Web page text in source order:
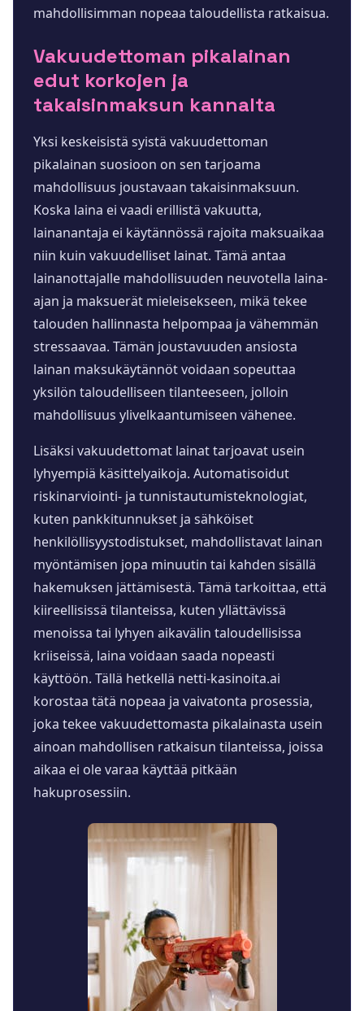
mahdollisimman nopeaa taloudellista ratkaisua.
Vakuudettoman pikalainan
edut korkojen ja
takaisinmaksun kannalta
Yksi keskeisistä syistä vakuudettoman
pikalainan suosioon on sen tarjoama
mahdollisuus joustavaan takaisinmaksuun.
Koska laina ei vaadi erillistä vakuutta,
lainanantaja ei käytännössä rajoita maksuaikaa
niin kuin vakuudelliset lainat. Tämä antaa
lainanottajalle mahdollisuuden neuvotella laina-
ajan ja maksuerät mieleisekseen, mikä tekee
talouden hallinnasta helpompaa ja vähemmän
stressaavaa. Tämän joustavuuden ansiosta
lainan maksukäytännöt voidaan sopeuttaa
yksilön taloudelliseen tilanteeseen, jolloin
mahdollisuus ylivelkaantumiseen vähenee.
Lisäksi vakuudettomat lainat tarjoavat usein
lyhyempiä käsittelyaikoja. Automatisoidut
riskinarviointi- ja tunnistautumisteknologiat,
kuten pankkitunnukset ja sähköiset
henkilöllisyystodistukset, mahdollistavat lainan
myöntämisen jopa minuutin tai kahden sisällä
hakemuksen jättämisestä. Tämä tarkoittaa, että
kiireellisissä tilanteissa, kuten yllättävissä
menoissa tai lyhyen aikavälin taloudellisissa
kriiseissä, laina voidaan saada nopeasti
käyttöön. Tällä hetkellä netti-kasinoita.ai
korostaa tätä nopeaa ja vaivatonta prosessia,
joka tekee vakuudettomasta pikalainasta usein
ainoan mahdollisen ratkaisun tilanteissa, joissa
aikaa ei ole varaa käyttää pitkään
hakuprosessiin.